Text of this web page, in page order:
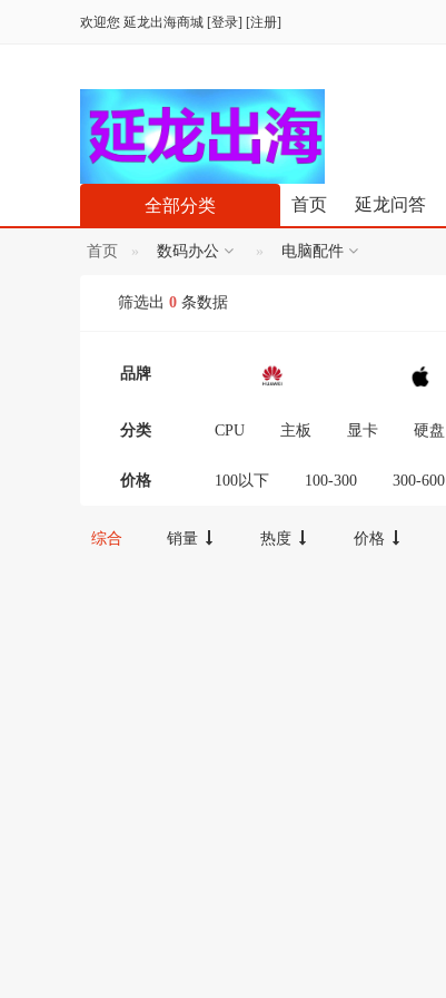
欢迎您 延龙出海商城 [登录] [注册]
首页 延龙问答
全部分类
首页 数码办公 电脑配件
筛选出 0 条数据
品牌
分类 CPU 主板 显卡 硬盘
价格 100以下 100-300 300-600
综合 销量 热度 价格